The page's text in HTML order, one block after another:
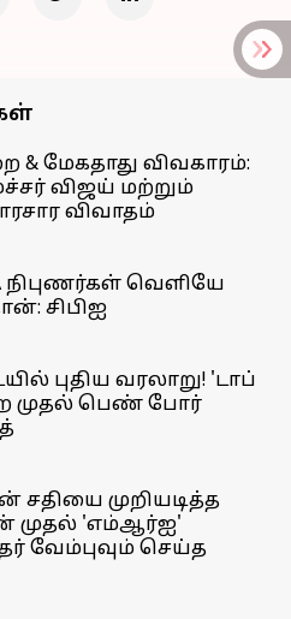
மேகதாது விவகாரம்:
விஜய் மற்றும்
விவாதம்
நிபுணர்கள் வெளியே
சிபிஐ
புதிய வரலாறு! 'டாப்
முதல் பெண் போர்
சதியை முறியடித்த
முதல் 'எம்ஆர்ஐ'
வேம்புவும் செய்த